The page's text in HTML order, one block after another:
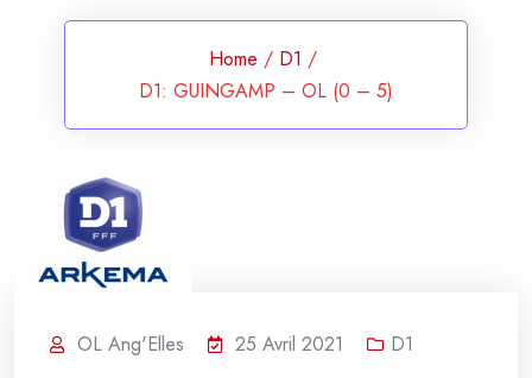
Home / D1 /
D1: GUINGAMP – OL (0 – 5)
OL Ang'Elles 25 Avril 2021 D1